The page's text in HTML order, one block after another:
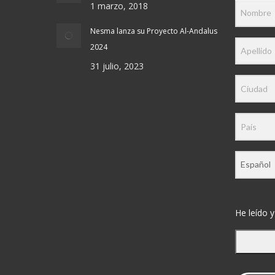
1 marzo, 2018
Nesma lanza su Proyecto Al-Andalus
2024
31 julio, 2023
He leído